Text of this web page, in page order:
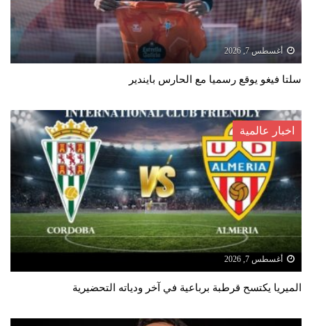
أغسطس 7, 2026
سلتا فيغو يوقع رسميا مع الحارس بايندير
اخبار عالمية
أغسطس 7, 2026
الميريا يكتسح قرطبة برباعية في آخر ودياته التحضيرية